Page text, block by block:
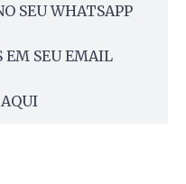
SEU WHATSAPP
EM SEU EMAIL